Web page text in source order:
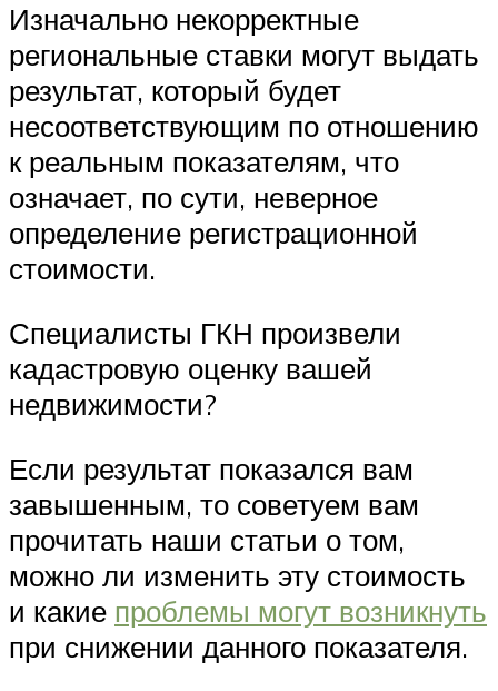
Изначально некорректные
региональные ставки могут выдать
результат, который будет
несоответствующим по отношению
к реальным показателям, что
означает, по сути, неверное
определение регистрационной
стоимости.
Специалисты ГКН произвели
кадастровую оценку вашей
недвижимости?
Если результат показался вам
завышенным, то советуем вам
прочитать наши статьи о том,
можно ли изменить эту стоимость
и какие проблемы могут возникнуть
при снижении данного показателя.